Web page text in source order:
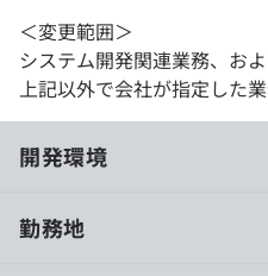
＜変更範囲＞
システム開発関連業務、お
上記以外で会社が指定した業
開発環境
勤務地